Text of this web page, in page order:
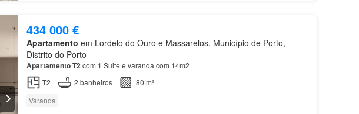
434 000 €
Apartamento em Lordelo do Ouro e Massarelos, Município de Porto,
Distrito do Porto
ApartamentoT2com 1 Suite e varanda com 14m2
T2
2 banheiros
80 m²
Varanda